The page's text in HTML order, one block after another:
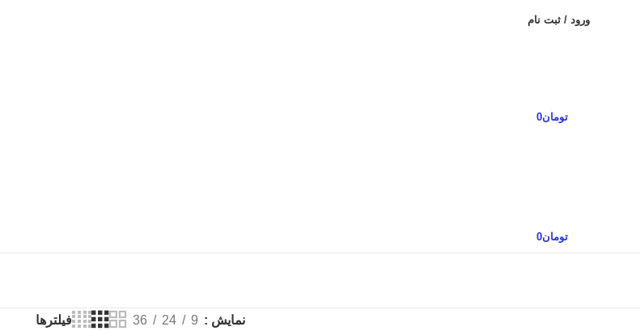
ورود / ثبت نام
تومان0
تومان0
نمایش 9
24
36 فیلترها